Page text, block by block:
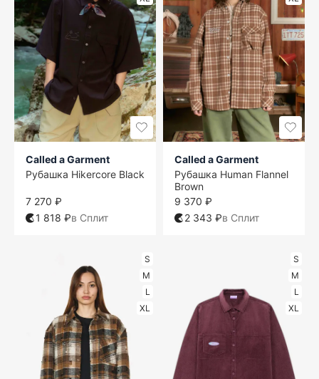
Called a Garment
Рубашка Hikercore Black
7 270 ₽
1 818 ₽в Сплит
Called a Garment
Рубашка Human Flannel
Brown
9 370 ₽
2 343 ₽в Сплит
S
M
L
XL
S
M
L
XL